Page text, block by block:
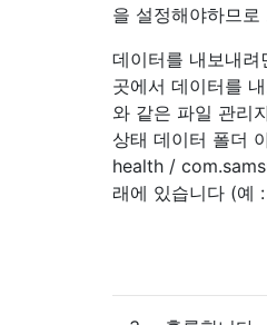
을 설정해야하므
데이터를 내보내
곳에서 데이터를
와 같은 파일 관리
상태 데이터 폴더
health /
래에 있습니다 (예